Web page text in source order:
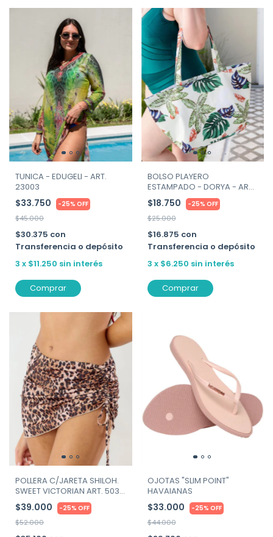
TUNICA - EDUGELI - ART.
23003
$33.750 -25% OFF
$45.000
$30.375 con
Transferencia o depósito
3 x $11.250 sin interés
Comprar
BOLSO PLAYERO
ESTAMPADO - DORYA - ART.
6680
$18.750 -25% OFF
$25.000
$16.875 con
Transferencia o depósito
3 x $6.250 sin interés
Comprar
POLLERA C/JARETA SHILOH.
SWEET VICTORIAN ART. 503-
26
$39.000 -25% OFF
$52.000
OJOTAS "SLIM POINT"
HAVAIANAS
$33.000 -25% OFF
$44.000